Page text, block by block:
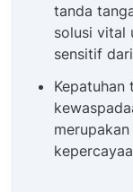
tanda
solusi vital
sensitif
Kepatuhan